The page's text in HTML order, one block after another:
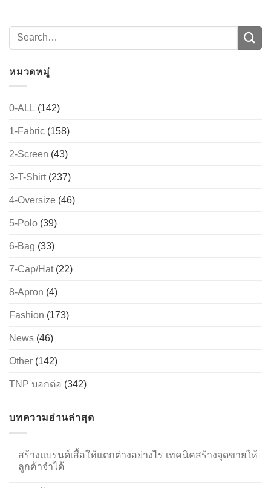
หมวดหมู่
0-ALL (142)
1-Fabric (158)
2-Screen (43)
3-T-Shirt(237)
4-Oversize (46)
5-Polo (39)
6-Bag (33)
7-Cap/Hat(22)
8-Apron (4)
Fashion (173)
News (46)
Other (142)
TNP บอกต่อ (342)
บทความอ่านล่าสุด
สร้างแบรนด์เสื้อให้แตกต่างอย่างไร เทคนิคสร้างจุดขายให้
ลูกค้าจำได้